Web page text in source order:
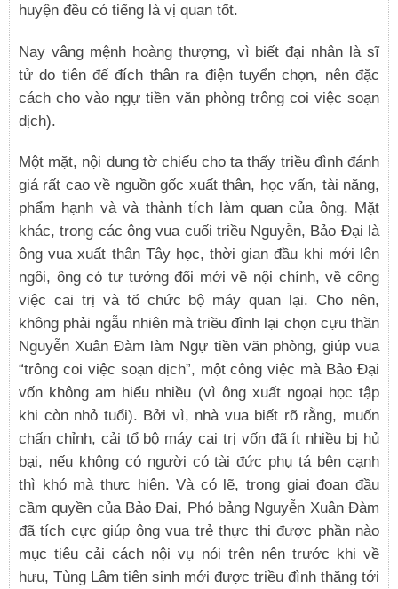
huyện đều có tiếng là vị quan tốt.
Nay vâng mệnh hoàng thượng, vì biết đại nhân là sĩ
tử do tiên đế đích thân ra điện tuyển chọn, nên đặc
cách cho vào ngự tiền văn phòng trông coi việc soạn
dịch).
Một mặt, nội dung tờ chiếu cho ta thấy triều đình đánh
giá rất cao về nguồn gốc xuất thân, học vấn, tài năng,
phẩm hạnh và và thành tích làm quan của ông. Mặt
khác, trong các ông vua cuối triều Nguyễn, Bảo Đại là
ông vua xuất thân Tây học, thời gian đầu khi mới lên
ngôi, ông có tư tưởng đổi mới về nội chính, về công
việc cai trị và tổ chức bộ máy quan lại. Cho nên,
không phải ngẫu nhiên mà triều đình lại chọn cựu thần
Nguyễn Xuân Đàm làm Ngự tiền văn phòng, giúp vua
“trông coi việc soạn dịch”, một công việc mà Bảo Đại
vốn không am hiểu nhiều (vì ông xuất ngoại học tập
khi còn nhỏ tuổi). Bởi vì, nhà vua biết rõ rằng, muốn
chấn chỉnh, cải tổ bộ máy cai trị vốn đã ít nhiều bị hủ
bại, nếu không có người có tài đức phụ tá bên cạnh
thì khó mà thực hiện. Và có lẽ, trong giai đoạn đầu
cầm quyền của Bảo Đại, Phó bảng Nguyễn Xuân Đàm
đã tích cực giúp ông vua trẻ thực thi được phần nào
mục tiêu cải cách nội vụ nói trên nên trước khi về
hưu, Tùng Lâm tiên sinh mới được triều đình thăng tới